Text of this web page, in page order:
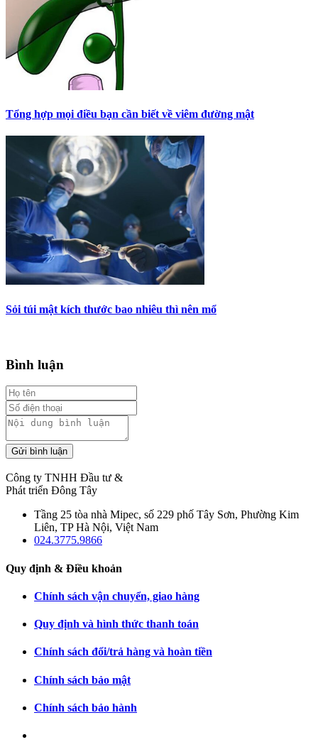
Tổng hợp mọi điều bạn cần biết về viêm đường mật
Sỏi túi mật kích thước bao nhiêu thì nên mổ
Bình luận
Gửi bình luận
Công ty TNHH Đầu tư &
Phát triển Đông Tây
Tầng 25 tòa nhà Mipec, số 229 phố Tây Sơn, Phường Kim
Liên, TP Hà Nội, Việt Nam
024.3775.9866
Quy định & Điều khoản
Chính sách vận chuyển, giao hàng
Quy định và hình thức thanh toán
Chính sách đổi/trả hàng và hoàn tiền
Chính sách bảo mật
Chính sách bảo hành